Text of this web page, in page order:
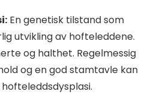
En genetisk tilstand som
utvikling av hofteleddene.
og halthet. Regelmessig
og en god stamtavle kan